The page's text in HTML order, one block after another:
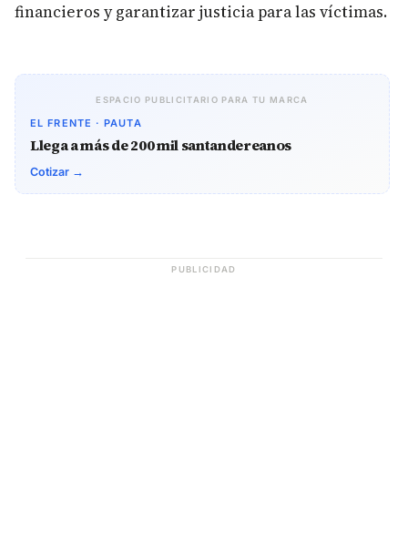
financieros y garantizar justicia para las víctimas.
ESPACIO PUBLICITARIO PARA TU MARCA
EL FRENTE · PAUTA
Llega a más de 200 mil santandereanos
Cotizar →
PUBLICIDAD